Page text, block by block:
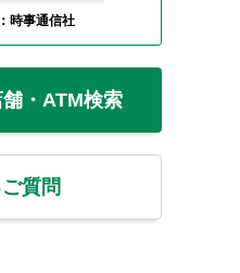
時事通信社
・ATM検索
質問